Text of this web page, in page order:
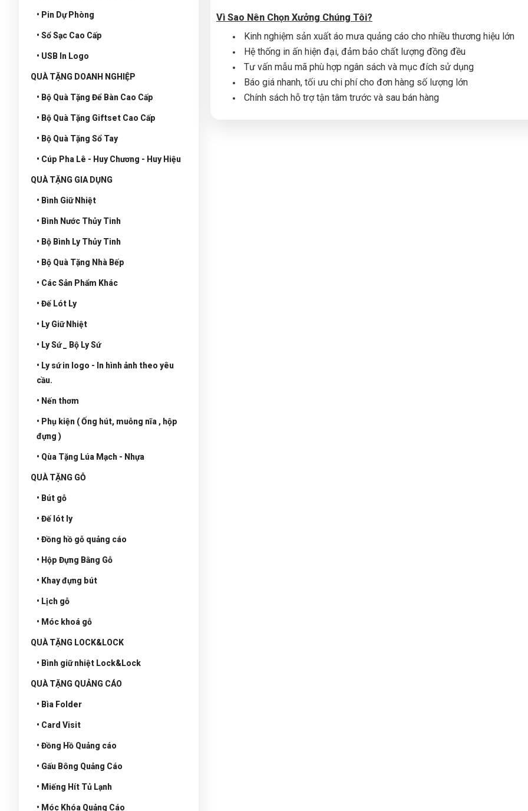
• Pin Dự Phòng
• Sổ Sạc Cao Cấp
• USB In Logo
QUÀ TẶNG DOANH NGHIỆP
• Bộ Quà Tặng Để Bàn Cao Cấp
• Bộ Quà Tặng Giftset Cao Cấp
• Bộ Quà Tặng Sổ Tay
• Cúp Pha Lê - Huy Chương - Huy Hiệu
QUÀ TẶNG GIA DỤNG
• Bình Giữ Nhiệt
• Bình Nước Thủy Tinh
• Bộ Bình Ly Thủy Tinh
• Bộ Quà Tặng Nhà Bếp
• Các Sản Phẩm Khác
• Đế Lót Ly
• Ly Giữ Nhiệt
• Ly Sứ _ Bộ Ly Sứ
• Ly sứ in logo - In hình ảnh theo yêu
cầu.
• Nến thơm
• Phụ kiện ( Ống hút, muỗng nĩa , hộp
đựng )
• Qùa Tặng Lúa Mạch - Nhựa
QUÀ TẶNG GỖ
• Bút gỗ
• Đế lót ly
• Đồng hồ gỗ quảng cáo
• Hộp Đựng Bằng Gỗ
• Khay đựng bút
• Lịch gỗ
• Móc khoá gỗ
QUÀ TẶNG LOCK&LOCK
• Bình giữ nhiệt Lock&Lock
QUÀ TẶNG QUẢNG CÁO
• Bìa Folder
• Card Visit
• Đồng Hồ Quảng cáo
• Gấu Bông Quảng Cáo
• Miếng Hít Tủ Lạnh
• Móc Khóa Quảng Cáo
Vì Sao Nên Chọn Xưởng Chúng Tôi?
Kinh nghiệm sản xuất áo mưa quảng cáo cho nhiều thương hiệu lớn
Hệ thống in ấn hiện đại, đảm bảo chất lượng đồng đều
Tư vấn mẫu mã phù hợp ngân sách và mục đích sử dụng
Báo giá nhanh, tối ưu chi phí cho đơn hàng số lượng lớn
Chính sách hỗ trợ tận tâm trước và sau bán hàng